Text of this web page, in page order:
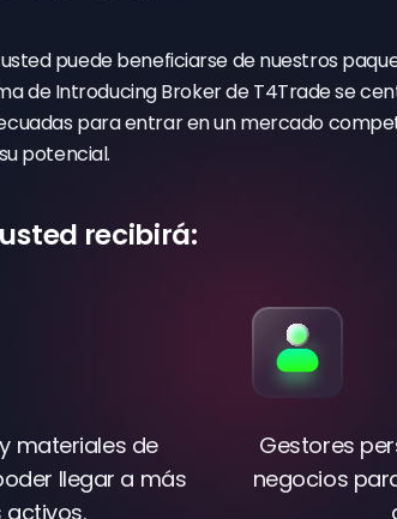
puede beneficiarse de nuestros
de Introducing Broker de T4Trade se
para entrar en un mercado
potencial.
recibirá:
materiales de
llegar a más
activos.
Gestores
negocios